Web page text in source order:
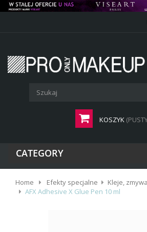
KOSZYK
CATEGORY
Home Efekty specjalne
Kleje,
AFX Adhesive X Glue Pen 10 ml